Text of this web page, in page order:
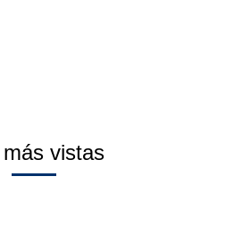
más vistas